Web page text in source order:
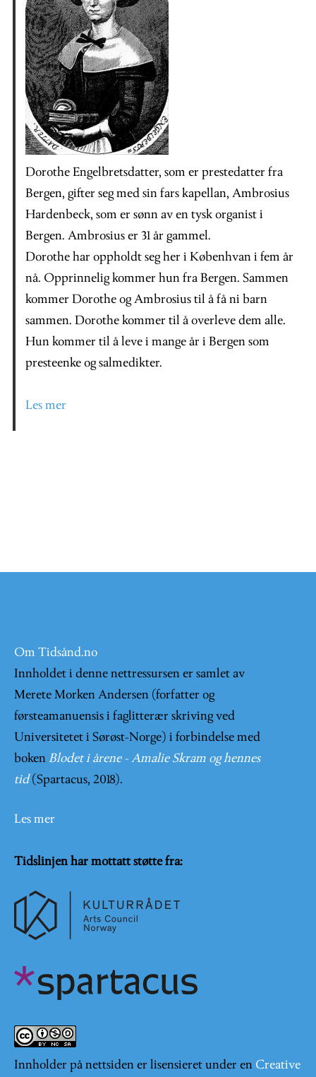
Dorothe Engelbretsdatter, som er prestedatter fra
Bergen, gifter seg med sin fars kapellan, Ambrosius
Hardenbeck, som er sønn av en tysk organist i
Bergen. Ambrosius er 31 år gammel.
Dorothe har oppholdt seg her i Københvan i fem år
nå. Opprinnelig kommer hun fra Bergen. Sammen
kommer Dorothe og Ambrosius til å få ni barn
sammen. Dorothe kommer til å overleve dem alle.
Hun kommer til å leve i mange år i Bergen som
presteenke og salmedikter.
Les mer
Om Tidsånd.no
Innholdet i denne nettressursen er samlet av
Merete Morken Andersen (forfatter og
førsteamanuensis i faglitterær skriving ved
Universitetet i Sørøst-Norge) i forbindelse med
boken Blodet i årene - Amalie Skram og hennes
tid (Spartacus, 2018).
Les mer
Tidslinjen har mottatt støtte fra:
Innholder på nettsiden er lisensieret under en Creative